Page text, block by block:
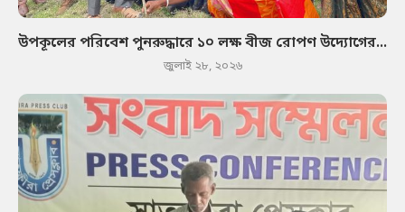
উপকূলের পরিবেশ পুনরুদ্ধারে ১০ লক্ষ বীজ রোপণ উদ্যোগের...
জুলাই ২৮, ২০২৬